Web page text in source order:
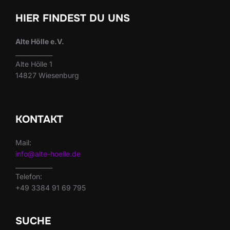
HIER FINDEST DU UNS
Alte Hölle e.V.
Alte Hölle 1
14827 Wiesenburg
KONTAKT
Mail:
info@alte-hoelle.de
Telefon:
+49 3384 91 69 795
SUCHE